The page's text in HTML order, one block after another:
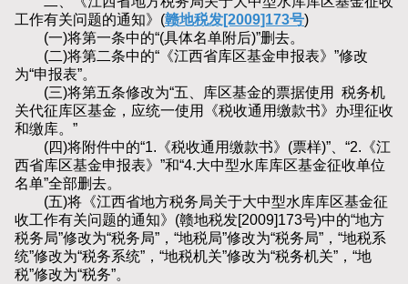
工作有关问题的通知》(赣地税发[2009]173号)
(一)将第一条中的“(具体名单附后)”删去。
(二)将第二条中的“《江西省库区基金申报表》”修改
为“申报表”。
(三)将第五条修改为“五、库区基金的票据使用 税务机
关代征库区基金，应统一使用《税收通用缴款书》办理征收
和缴库。”
(四)将附件中的“1.《税收通用缴款书》(票样)”、“2.《江
西省库区基金申报表》”和“4.大中型水库库区基金征收单位
名单”全部删去。
(五)将《江西省地方税务局关于大中型水库库区基金征
收工作有关问题的通知》(赣地税发[2009]173号)中的“地方
税务局”修改为“税务局”，“地税局”修改为“税务局”，“地税系
统”修改为“税务系统”，“地税机关”修改为“税务机关”，“地
税”修改为“税务”。